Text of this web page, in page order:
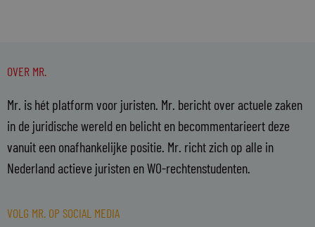
OVER MR.
Mr. is hét platform voor juristen. Mr. bericht over actuele zaken
in de juridische wereld en belicht en becommentarieert deze
vanuit een onafhankelijke positie. Mr. richt zich op alle in
Nederland actieve juristen en WO-rechtenstudenten.
VOLG MR. OP SOCIAL MEDIA